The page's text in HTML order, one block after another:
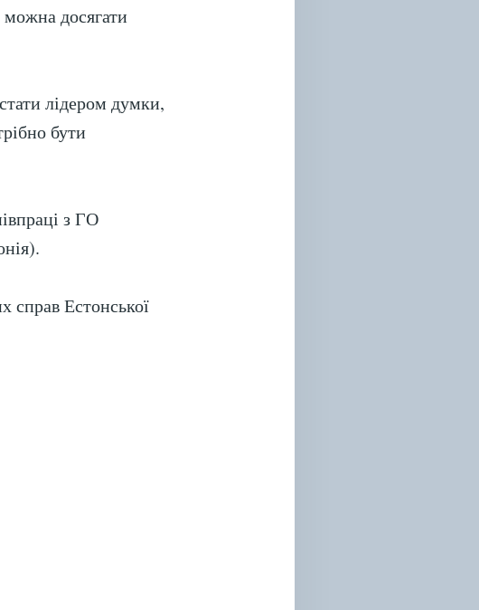
можна досягати
лідером думки,
бути
з ГО
справ Естонської